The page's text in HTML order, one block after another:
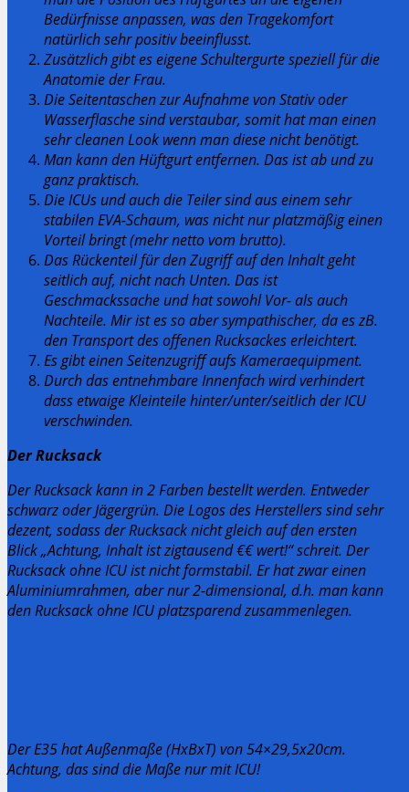
Bedürfnisse anpassen, was den Tragekomfort
natürlich sehr positiv beeinflusst.
Zusätzlich gibt es eigene Schultergurte speziell für die
Anatomie der Frau.
Die Seitentaschen zur Aufnahme von Stativ oder
Wasserflasche sind verstaubar, somit hat man einen
sehr cleanen Look wenn man diese nicht benötigt.
Man kann den Hüftgurt entfernen. Das ist ab und zu
ganz praktisch.
Die ICUs und auch die Teiler sind aus einem sehr
stabilen EVA-Schaum, was nicht nur platzmäßig einen
Vorteil bringt (mehr netto vom brutto).
Das Rückenteil für den Zugriff auf den Inhalt geht
seitlich auf, nicht nach Unten. Das ist
Geschmackssache und hat sowohl Vor- als auch
Nachteile. Mir ist es so aber sympathischer, da es zB.
den Transport des offenen Rucksackes erleichtert.
Es gibt einen Seitenzugriff aufs Kameraequipment.
Durch das entnehmbare Innenfach wird verhindert
dass etwaige Kleinteile hinter/unter/seitlich der ICU
verschwinden.
Der Rucksack
Der Rucksack kann in 2 Farben bestellt werden. Entweder
schwarz oder Jägergrün. Die Logos des Herstellers sind sehr
dezent, sodass der Rucksack nicht gleich auf den ersten
Blick „Achtung, Inhalt ist zigtausend €€ wert!“ schreit. Der
Rucksack ohne ICU ist nicht formstabil. Er hat zwar einen
Aluminiumrahmen, aber nur 2-dimensional, d.h. man kann
den Rucksack ohne ICU platzsparend zusammenlegen.
Der E35 hat Außenmaße (HxBxT) von 54×29,5x20cm.
Achtung, das sind die Maße nur mit ICU!